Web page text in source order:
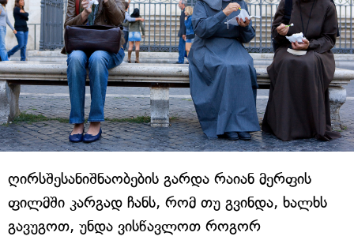
ღირსშესანიშნაობების გარდა რაიან მერფის
ფილმში კარგად ჩანს, რომ თუ გვინდა, ხალხს
გავუგოთ, უნდა ვისწავლოთ როგორ